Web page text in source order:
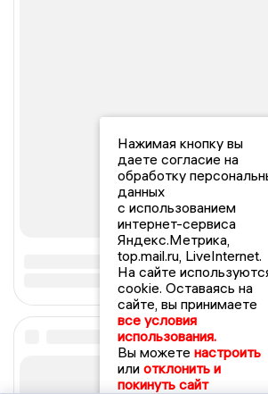
Нажимая кнопку вы
даете согласие на
обработку
данных
с использованием
интернет-сервиса
Яндекс.Метрика,
top.mail.ru, LiveInternet.
На сайте
cookie. Оставаясь на
сайте, вы принимаете
все условия
использования.
Вы можете настроить
или отклонить и
покинуть сайт